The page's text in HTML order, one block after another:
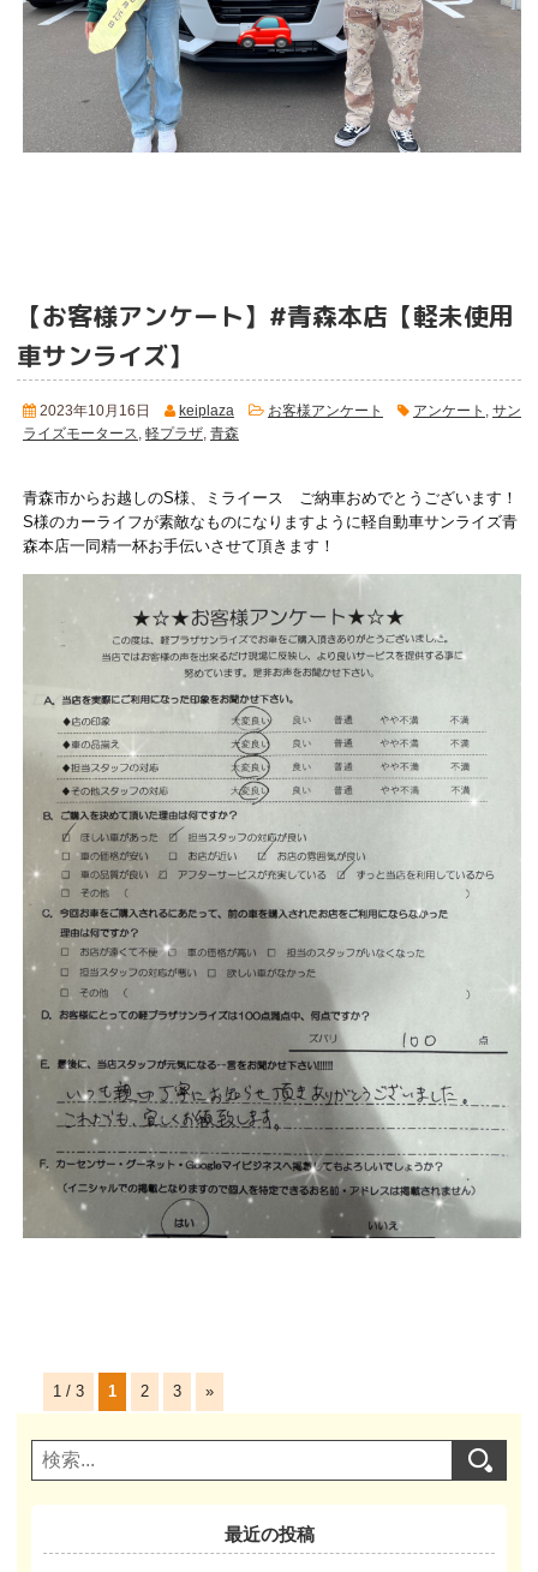
【お客様アンケート】#青森本店【軽未使用
車サンライズ】
2023年10月16日 keiplaza お客様アンケート アンケート
サン
ライズモータース
軽プラザ 青森
青森市からお越しのS様、ミライース ご納車おめでとうございます！
S様のカーライフが素敵なものになりますように軽自動車サンライズ青
森本店一同精一杯お手伝いさせて頂きます！
1 / 3 1 2 3 »
最近の投稿